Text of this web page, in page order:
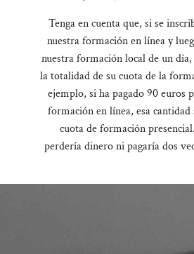
Tenga en cuenta que, si se
nuestra formación en línea y
nuestra formación local de un
la totalidad de su cuota de la
ejemplo, si ha pagado 90 euros
formación en línea, esa cantidad
cuota de formación
perdería dinero ni pagaría dos